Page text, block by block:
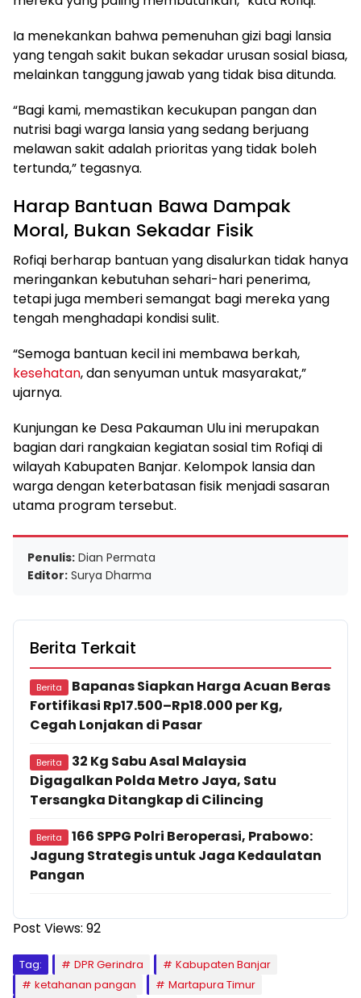
Ia menekankan bahwa pemenuhan gizi bagi lansia
yang tengah sakit bukan sekadar urusan sosial biasa,
melainkan tanggung jawab yang tidak bisa ditunda.
“Bagi kami, memastikan kecukupan pangan dan
nutrisi bagi warga lansia yang sedang berjuang
melawan sakit adalah prioritas yang tidak boleh
tertunda,” tegasnya.
Harap Bantuan Bawa Dampak
Moral, Bukan Sekadar Fisik
Rofiqi berharap bantuan yang disalurkan tidak hanya
meringankan kebutuhan sehari-hari penerima,
tetapi juga memberi semangat bagi mereka yang
tengah menghadapi kondisi sulit.
“Semoga bantuan kecil ini membawa berkah,
kesehatan, dan senyuman untuk masyarakat,”
ujarnya.
Kunjungan ke Desa Pakauman Ulu ini merupakan
bagian dari rangkaian kegiatan sosial tim Rofiqi di
wilayah Kabupaten Banjar. Kelompok lansia dan
warga dengan keterbatasan fisik menjadi sasaran
utama program tersebut.
Penulis: Dian Permata
Editor: Surya Dharma
Berita Terkait
Berita
Bapanas Siapkan Harga Acuan Beras
Fortifikasi Rp17.500–Rp18.000 per Kg,
Cegah Lonjakan di Pasar
Berita
32 Kg Sabu Asal Malaysia
Digagalkan Polda Metro Jaya, Satu
Tersangka Ditangkap di Cilincing
Berita
166 SPPG Polri Beroperasi, Prabowo:
Jagung Strategis untuk Jaga Kedaulatan
Pangan
Post Views: 92
Tag: DPR Gerindra
Kabupaten Banjar
ketahanan pangan
Martapura Timur